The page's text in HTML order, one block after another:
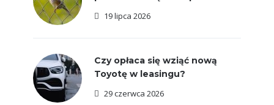
19 lipca 2026
Czy opłaca się wziąć nową
Toyotę w leasingu?
29 czerwca 2026